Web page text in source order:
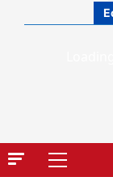
Menu